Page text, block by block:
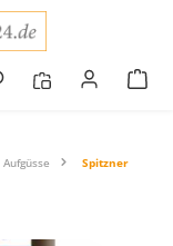
Aufgüsse Spitzner